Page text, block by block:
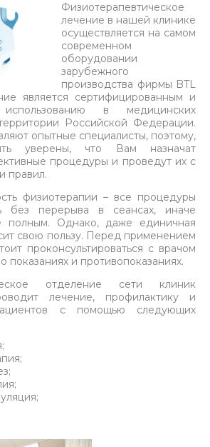
Физиотерапевтическое
лечение в нашей клинике
осуществляется на самом
современном
оборудовании
зарубежного
производства фирмы BTL
является сертифицированным и
в медицинских
Российской Федерации.
опытные специалисты, поэтому,
уверены, что Вам назначат
процедуры и проведут их с
правил.
физиотерапии – все процедуры
без перерыва в сеансах, иначе
полным. Однако, даже единичная
свою пользу. Перед применением
проконсультироваться с врачом
показаниях и противопоказаниях.
отделение сети клиник
лечение, профилактику и
с помощью следующих